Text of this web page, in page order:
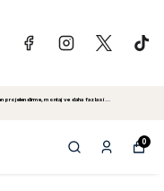
projelendirme, montaj ve daha fazlasi...
0